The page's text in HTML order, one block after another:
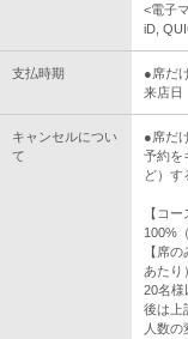
<電子
iD,
支払時期
●席だ
来店日
キャンセルについ
て
●席だ
予約を
ど）す
【コ
100%
【席
あたり
20名様
後は上
人数の